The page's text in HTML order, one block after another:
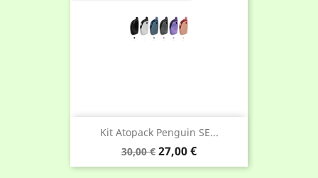
Kit Atopack Penguin SE...
Prix
de
30,00 € Prix
27,00 €